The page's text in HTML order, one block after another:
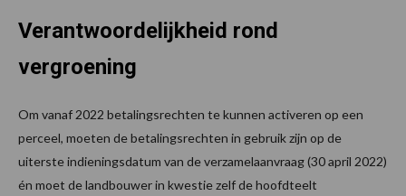
Verantwoordelijkheid rond
vergroening
Om vanaf 2022 betalingsrechten te kunnen activeren op een
perceel, moeten de betalingsrechten in gebruik zijn op de
uiterste indieningsdatum van de verzamelaanvraag (30 april 2022)
én moet de landbouwer in kwestie zelf de hoofdteelt